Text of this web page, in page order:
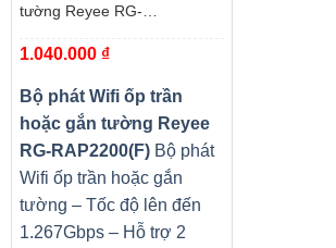
tường Reyee RG-
1.040.000 ₫
Bộ phát Wifi ốp trần
hoặc gắn tường Reyee
RG-RAP2200(F)Bộ phát
Wifi ốp trần hoặc gắn
tường – Tốc độ lên đến
1.267Gbps – Hỗ trợ 2